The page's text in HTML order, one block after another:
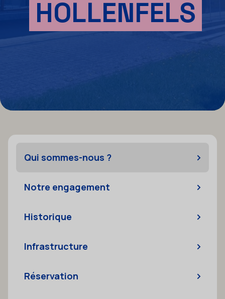
HOLLENFELS
Qui sommes-nous ?
Notre engagement
Historique
Infrastructure
Réservation